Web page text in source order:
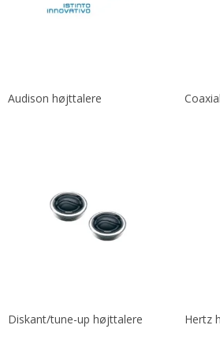
Audison højttalere
Diskant/tune-up højttalere Hertz